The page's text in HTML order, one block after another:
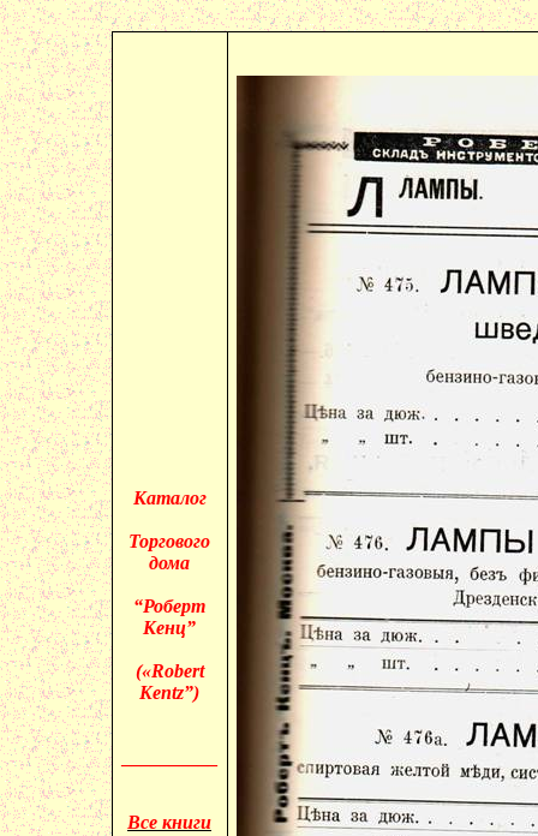
Каталог
Торгового
дома
“Роберт
Кенц”
(«Robert
Kentz”)
Все книги